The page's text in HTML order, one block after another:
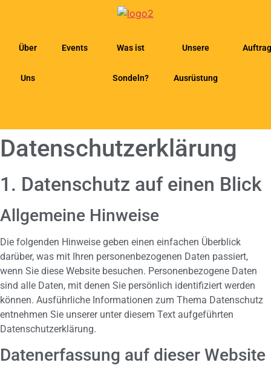
Über
Uns
Events Was ist
Sondeln?
Unsere
Ausrüstung
Datenschutz­erklärung
1. Datenschutz auf einen Blick
Allgemeine Hinweise
Die folgenden Hinweise geben einen einfachen Überblick
darüber, was mit Ihren personenbezogenen Daten passiert,
wenn Sie diese Website besuchen. Personenbezogene Daten
sind alle Daten, mit denen Sie persönlich identifiziert werden
können. Ausführliche Informationen zum Thema Datenschutz
entnehmen Sie unserer unter diesem Text aufgeführten
Datenschutzerklärung.
Datenerfassung auf dieser Website